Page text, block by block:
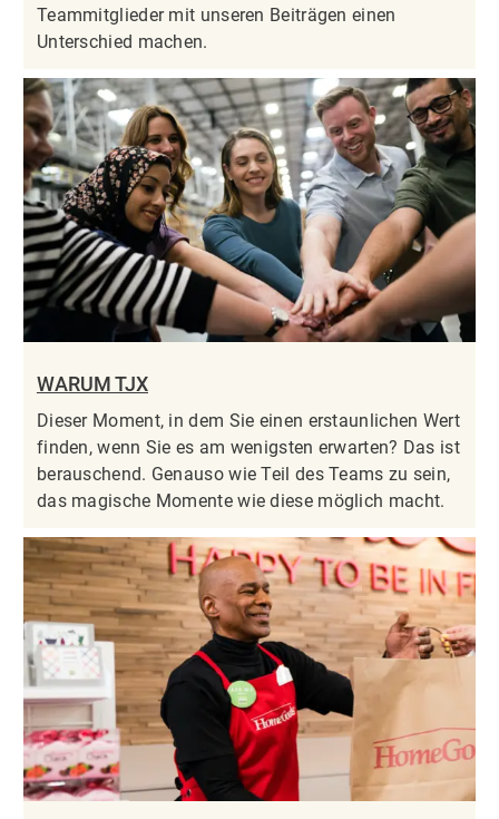
Teammitglieder mit unseren Beiträgen einen
Unterschied machen.
WARUM TJX
Dieser Moment, in dem Sie einen erstaunlichen Wert
finden, wenn Sie es am wenigsten erwarten? Das ist
berauschend. Genauso wie Teil des Teams zu sein,
das magische Momente wie diese möglich macht.